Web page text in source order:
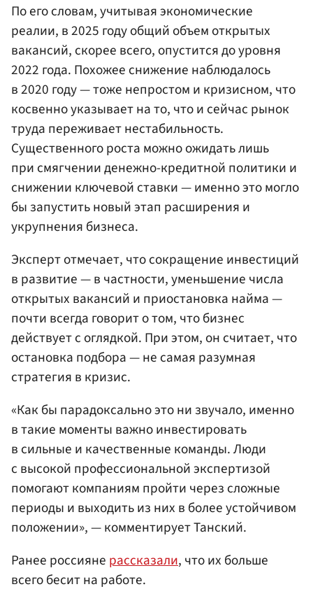
По его словам, учитывая экономические
реалии, в 2025 году общий объем открытых
вакансий, скорее всего, опустится до уровня
2022 года. Похожее снижение наблюдалось
в 2020 году — тоже непростом и кризисном, что
косвенно указывает на то, что и сейчас рынок
труда переживает нестабильность.
Существенного роста можно ожидать лишь
при смягчении денежно-кредитной политики и
снижении ключевой ставки — именно это могло
бы запустить новый этап расширения и
укрупнения бизнеса.
Эксперт отмечает, что сокращение инвестиций
в развитие — в частности, уменьшение числа
открытых вакансий и приостановка найма —
почти всегда говорит о том, что бизнес
действует с оглядкой. При этом, он считает, что
остановка подбора — не самая разумная
стратегия в кризис.
«Как бы парадоксально это ни звучало, именно
в такие моменты важно инвестировать
в сильные и качественные команды. Люди
с высокой профессиональной экспертизой
помогают компаниям пройти через сложные
периоды и выходить из них в более устойчивом
положении», — комментирует Танский.
Ранее россияне рассказали, что их больше
всего бесит на работе.